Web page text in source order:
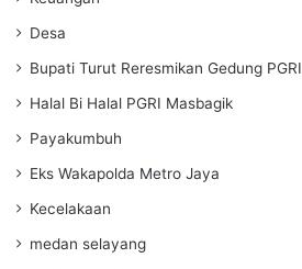
Desa
Bupati Turut Reresmikan Gedung PGRI
Halal Bi Halal PGRI Masbagik
Payakumbuh
Eks Wakapolda Metro Jaya
Kecelakaan
medan selayang